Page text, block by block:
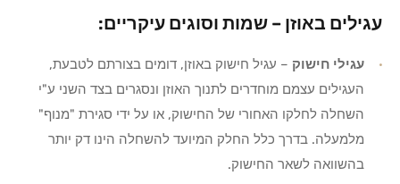
עגילים באוזן – שמות וסוגים עיקריים:
עגילי חישוק – עגיל חישוק באוזן, דומים בצורתם לטבעת,
העגילים עצמם מוחדרים לתנוך האוזן ונסגרים בצד השני ע"י
השחלה לחלקו האחורי של החישוק, או על ידי סגירת "מנוף"
מלמעלה. בדרך כלל החלק המיועד להשחלה הינו דק יותר
בהשוואה לשאר החישוק.